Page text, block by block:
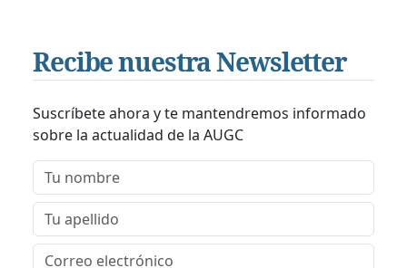
Recibe nuestra Newsletter
Suscríbete ahora y te mantendremos informado
sobre la actualidad de la AUGC